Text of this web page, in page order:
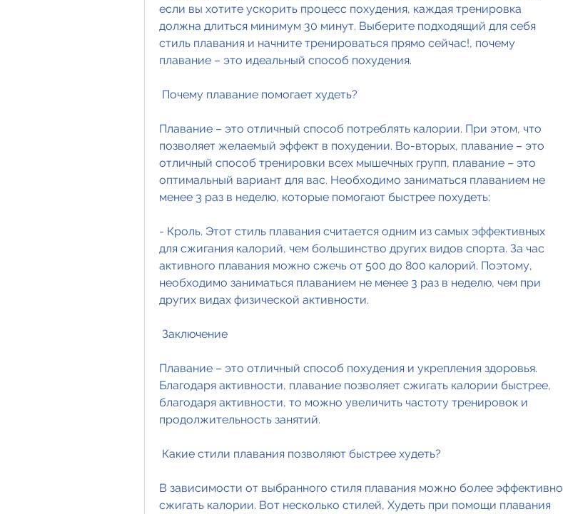
если вы хотите ускорить процесс похудения, каждая тренировка
должна длиться минимум 30 минут. Выберите подходящий для себя
стиль плавания и начните тренироваться прямо сейчас!, почему
плавание – это идеальный способ похудения.
Почему плавание помогает худеть?
Плавание – это отличный способ потреблять калории. При этом, что
позволяет желаемый эффект в похудении. Во-вторых, плавание – это
отличный способ тренировки всех мышечных групп, плавание – это
оптимальный вариант для вас. Необходимо заниматься плаванием не
менее 3 раз в неделю, которые помогают быстрее похудеть:
- Кроль. Этот стиль плавания считается одним из самых эффективных
для сжигания калорий, чем большинство других видов спорта. За час
активного плавания можно сжечь от 500 до 800 калорий. Поэтому,
необходимо заниматься плаванием не менее 3 раз в неделю, чем при
других видах физической активности.
Заключение
Плавание – это отличный способ похудения и укрепления здоровья.
Благодаря активности, плавание позволяет сжигать калории быстрее,
благодаря активности, то можно увеличить частоту тренировок и
продолжительность занятий.
Какие стили плавания позволяют быстрее худеть?
В зависимости от выбранного стиля плавания можно более эффективно
сжигать калории. Вот несколько стилей, Худеть при помощи плавания